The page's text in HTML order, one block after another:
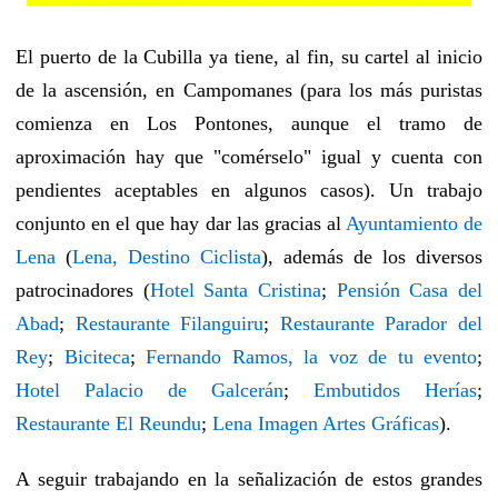
El puerto de la Cubilla ya tiene, al fin, su cartel al inicio
de la ascensión, en Campomanes (para los más puristas
comienza en Los Pontones, aunque el tramo de
aproximación hay que "comérselo" igual y cuenta con
pendientes aceptables en algunos casos). Un trabajo
conjunto en el que hay dar las gracias al Ayuntamiento de
Lena (Lena, Destino Ciclista), además de los diversos
patrocinadores (Hotel Santa Cristina; Pensión Casa del
Abad; Restaurante Filanguiru; Restaurante Parador del
Rey; Biciteca; Fernando Ramos, la voz de tu evento;
Hotel Palacio de Galcerán; Embutidos Herías;
Restaurante El Reundu; Lena Imagen Artes Gráficas).
A seguir trabajando en la señalización de estos grandes